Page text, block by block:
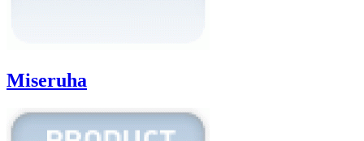
Miseruha